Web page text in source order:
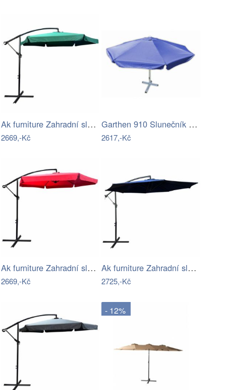
Ak furniture Zahradní slunečník CYNIA s…
2669,-Kč
Garthen 910 Slunečník s klikou - modrý,…
2617,-Kč
Ak furniture Zahradní slunečník CYNIA s…
2669,-Kč
Ak furniture Zahradní slunečník ASTER s…
2725,-Kč
- 12%